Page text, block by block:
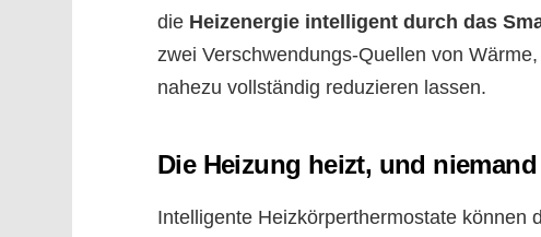
die Heizenergie intelligent durch das
zwei Verschwendungs-Quellen von
nahezu vollständig reduzieren lassen.
Die Heizung heizt, und
Intelligente Heizkörperthermostate können